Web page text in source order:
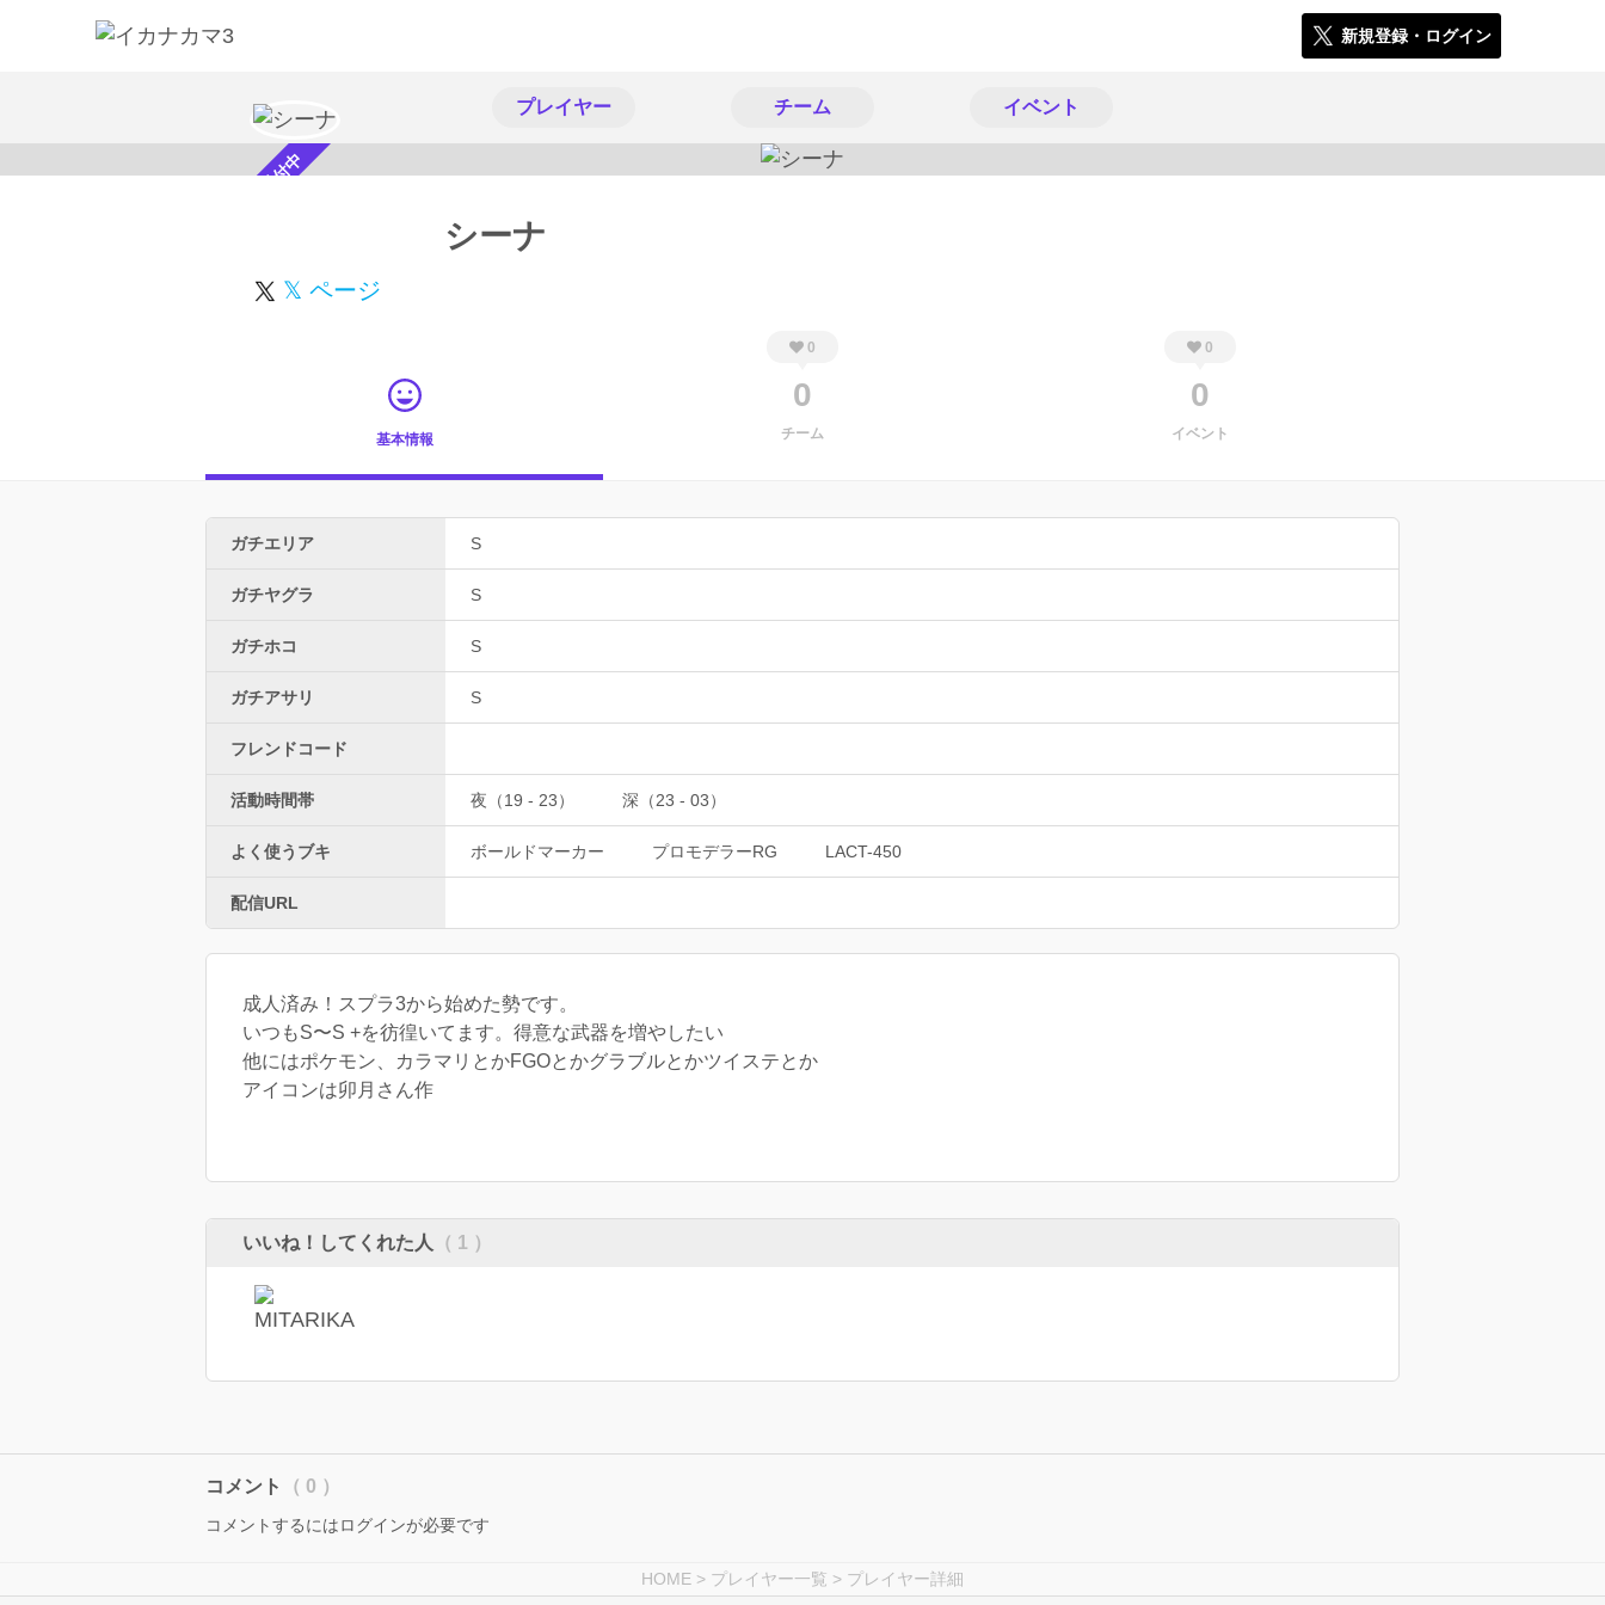
新規登録・ログイン
プレイヤー チーム イベント
スカウト受付中 シーナ
𝕏 ページ
基本情報
0
0
チーム
0
0
イベント
ガチエリア S
ガチヤグラ S
ガチホコ S
ガチアサリ S
フレンドコード
活動時間帯 夜（19 - 23） 深（23 - 03）
よく使うブキ ボールドマーカー プロモデラーRG LACT-450
配信URL
成人済み！スプラ3から始めた勢です。
いつもS〜S +を彷徨いてます。得意な武器を増やしたい
他にはポケモン、カラマリとかFGOとかグラブルとかツイステとか
アイコンは卯月さん作
いいね！してくれた人 （ 1 ）
コメント （ 0 ）
コメントするにはログインが必要です
HOME > プレイヤー一覧 > プレイヤー詳細